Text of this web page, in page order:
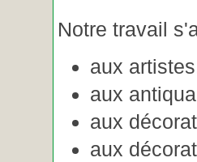
Notre travail
aux
aux
aux
aux